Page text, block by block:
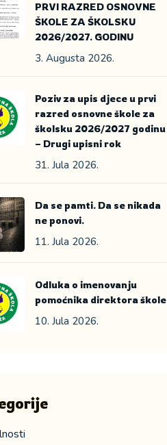
PRVI RAZRED OSNOVNE
ŠKOLE ZA ŠKOLSKU
2026/2027. GODINU
3. Augusta 2026.
Poziv za upis djece u prvi
razred osnovne škole za
školsku 2026/2027 godinu
– Drugi upisni rok
31. Jula 2026.
Da se pamti. Da se nikada
ne ponovi.
11. Jula 2026.
Odluka o imenovanju
pomoćnika direktora škole
10. Jula 2026.